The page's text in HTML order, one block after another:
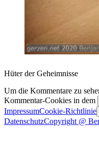
Hüter der Geheimnisse
Um die Kommentare zu
Kommentar-Cookies in dem
ImpressumCookie-Richtlinie
DatenschutzCopyright @